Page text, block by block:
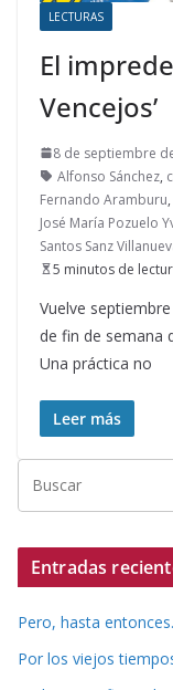
LECTURAS
El
Vencejos’
8 de septiembre
Alfonso Sánchez,
Fernando Aramburu,
José María Pozuelo
Santos Sanz
5 minutos de
Vuelve
de fin de semana
Una práctica no
Leer más
Entradas
Pero, hasta
Por los viejos